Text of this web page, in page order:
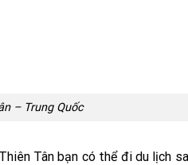
– Trung Quốc
Tân bạn có thể đi du lịch